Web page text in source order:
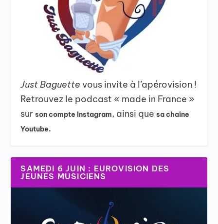
Just Baguettevous invite à l’apérovision !
Retrouvez le podcast « made in France »
surson compte Instagram, ainsi quesa chaîne
Youtube.
SAMEDI 6 JUIN : EUROVISION DES
JEUNES MUSICIENS